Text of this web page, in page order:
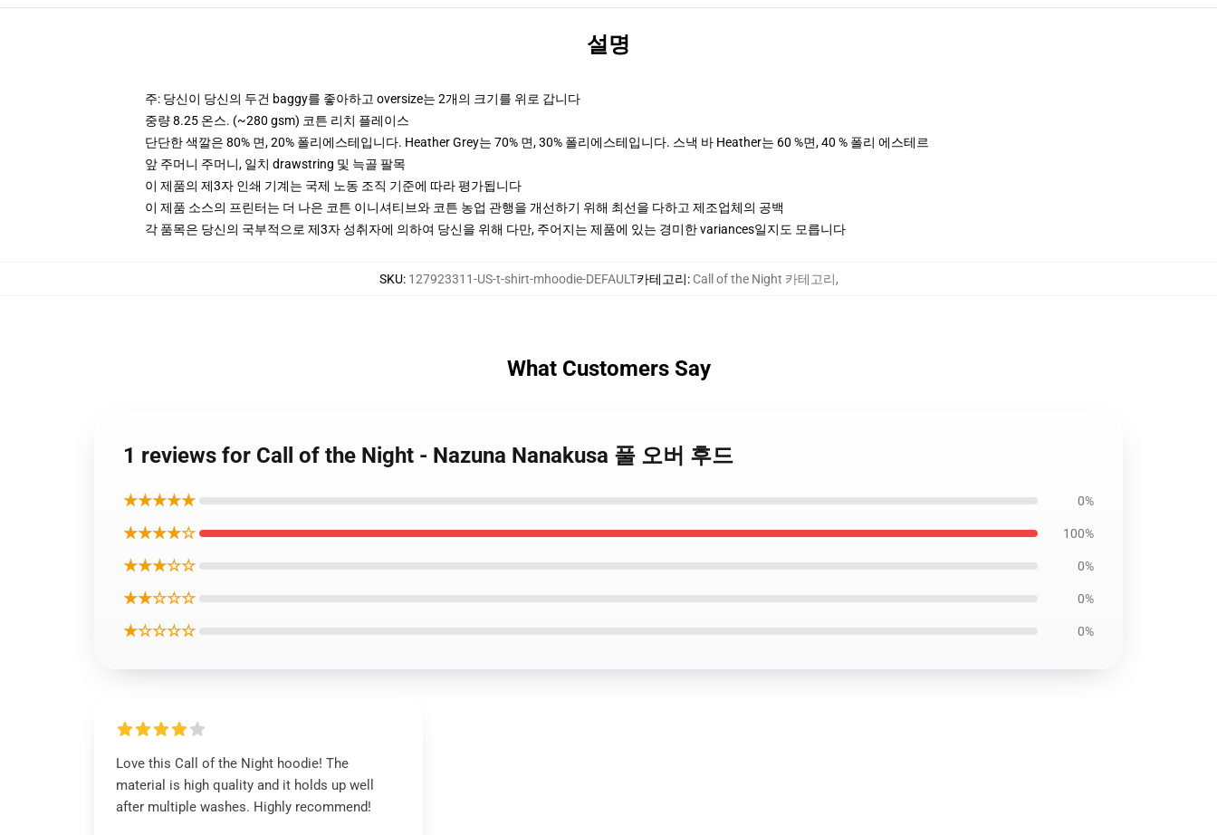
설명
주: 당신이 당신의 두건 baggy를 좋아하고 oversize는 2개의 크기를 위로 갑니다
중량 8.25 온스. (~280 gsm) 코튼 리치 플레이스
단단한 색깔은 80% 면, 20% 폴리에스테입니다. Heather Grey는 70% 면, 30% 폴리에스테입니다. 스낵 바 Heather는 60 %면, 40 % 폴리 에스테르
앞 주머니 주머니, 일치 drawstring 및 늑골 팔목
이 제품의 제3자 인쇄 기계는 국제 노동 조직 기준에 따라 평가됩니다
이 제품 소스의 프린터는 더 나은 코튼 이니셔티브와 코튼 농업 관행을 개선하기 위해 최선을 다하고 제조업체의 공백
각 품목은 당신의 국부적으로 제3자 성취자에 의하여 당신을 위해 다만, 주어지는 제품에 있는 경미한 variances일지도 모릅니다
SKU: 127923311-US-t-shirt-mhoodie-DEFAULT카테고리: Call of the Night 카테고리,
What Customers Say
1 reviews for Call of the Night - Nazuna Nanakusa 풀 오버 후드
★★★★★ 0%
★★★★☆ 100%
★★★☆☆ 0%
★★☆☆☆ 0%
★☆☆☆☆ 0%
Love this Call of the Night hoodie! The
material is high quality and it holds up well
after multiple washes. Highly recommend!